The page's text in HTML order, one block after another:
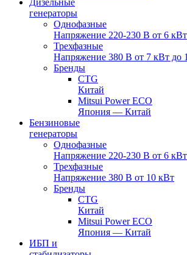
Дизельные
генераторы
Однофазные
Напряжение 220-230 В от 6 кВт
Трехфазные
Напряжение 380 В от 7 кВт до
Бренды
CTG
Китай
Mitsui Power ECO
Япония — Китай
Бензиновые
генераторы
Однофазные
Напряжение 220-230 В от 6 кВт
Трехфазные
Напряжение 380 В от 10 кВт
Бренды
CTG
Китай
Mitsui Power ECO
Япония — Китай
ИБП и